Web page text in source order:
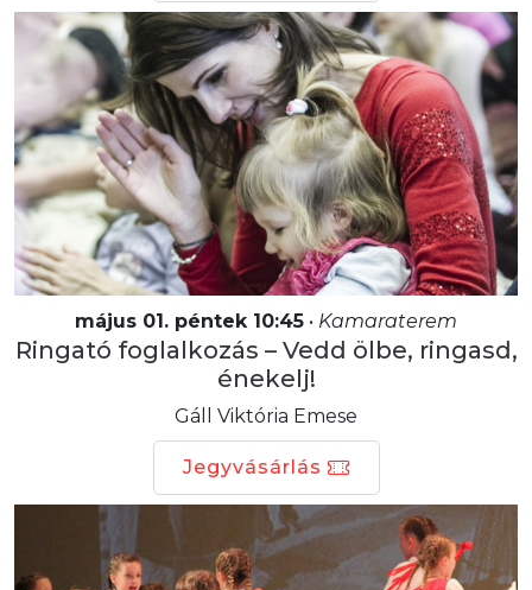
május 01. péntek 10:45 • Kamaraterem
Ringató foglalkozás – Vedd ölbe, ringasd,
énekelj!
Gáll Viktória Emese
Jegyvásárlás